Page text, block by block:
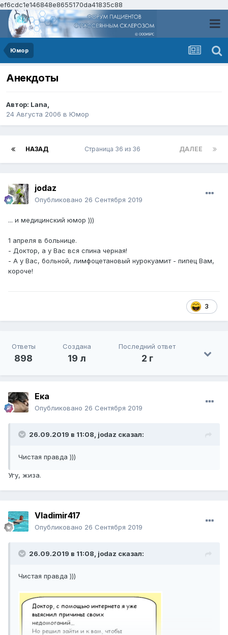
ef6cdc1e146848e8655170da41835c88
Юмор
Анекдоты
Автор: Lana,
24 Августа 2006 в Юмор
НАЗАД ДАЛЕЕ
Страница 36 из 36
jodaz
Опубликовано 26 Сентября 2019
... и медицинский юмор )))
1 апреля в больнице.
- Доктор, а у Вас вся спина черная!
- А у Вас, больной, лимфоцетановый нурокуамит - пипец Вам,
короче!
3
Ответы
898
Создана
19 л
Последний ответ
2 г
Ека
Опубликовано 26 Сентября 2019
26.09.2019 в 11:08, jodaz сказал:
Чистая правда )))
Угу, жиза.
Vladimir417
Опубликовано 26 Сентября 2019
26.09.2019 в 11:08, jodaz сказал:
Чистая правда )))